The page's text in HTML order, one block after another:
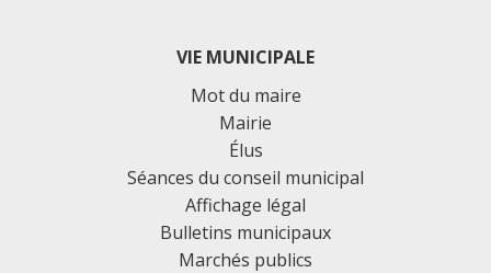
VIE MUNICIPALE
Mot du maire
Mairie
Élus
Séances du conseil municipal
Affichage légal
Bulletins municipaux
Marchés publics